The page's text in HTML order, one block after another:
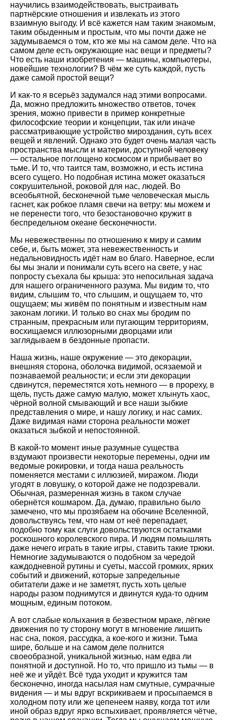
научились взаимодействовать, выстраивать
партнёрские отношения и извлекать из этого
взаимную выгоду. И всё кажется нам таким знакомым,
таким обыденным и простым, что мы почти даже не
задумываемся о том, кто же мы на самом деле. Что на
самом деле есть окружающие нас вещи и предметы?
Что есть наши изобретения — машины, компьютеры,
новейшие технологии? В чём же суть каждой, пусть
даже самой простой вещи?
И как-то я всерьёз задумался над этими вопросами.
Да, можно предложить множество ответов, точек
зрения, можно привести в пример конкретные
философские теории и концепции, так или иначе
рассматривающие устройство мироздания, суть всех
вещей и явлений. Однако это будет очень малая часть
пространства мысли и материи, доступной человеку
— остальное поглощено космосом и прибывает во
тьме. И то, что таится там, возможно, и есть истина
всего сущего. Но подобная истина может оказаться
сокрушительной, роковой для нас, людей. Во
всеобьятной, бесконечной тьме человеческая мысль
гаснет, как робкое пламя свечи на ветру: мы можем и
не перенести того, что безостановочно кружит в
беспредельном океане бесконечности.
Мы невежественны по отношению к миру и самим
себе, и, быть может, эта невежественность и
недальновидность идёт нам во благо. Наверное, если
бы мы знали и понимали суть всего на свете, у нас
попросту съехала бы крыша: это непосильная задача
для нашего ограниченного разума. Мы видим то, что
видим, слышим то, что слышим, и ощущаем то, что
ощущаем; мы живём по понятным и известным нам
законам логики. И только во снах мы бродим по
странным, прекрасным или пугающим территориям,
восхищаемся иллюзорными дворцами или
заглядываем в бездонные пропасти.
Наша жизнь, наше окружение — это декорации,
внешняя сторона, оболочка видимой, осязаемой и
познаваемой реальности; и если эти декорации
сдвинутся, переместятся хоть немного — в прореху, в
щель, пусть даже самую малую, может хлынуть хаос,
чёрной волной смывающий и все наши зыбкие
представления о мире, и нашу логику, и нас самих.
Даже видимая нами сторона реальности может
оказаться зыбкой и непостоянной.
В какой-то момент иные разумные существа
вздумают произвести некоторые перемены, одни им
ведомые рокировки, и тогда наша реальность
поменяется местами с иллюзией, миражом. Люди
угодят в ловушку, о которой даже не подозревали.
Обычная, размеренная жизнь в таком случае
обернётся кошмаром. Да, думаю, правильно было
замечено, что мы прозябаем на обочине Вселенной,
довольствуясь тем, что нам от неё перепадает,
подобно тому как слуги довольствуются остатками
роскошного королевского пира. И людям помышлять
даже нечего играть в такие игры, ставить такие трюки.
Немногие задумываются о подобном за чередой
каждодневной рутины и суеты, массой громких, ярких
событий и движений, которые запредельные
обитатели даже и не заметят, пусть хоть целые
народы разом поднимутся и двинутся куда-то одним
мощным, единым потоком.
А вот слабые колыхания в безвестном мраке, лёгкие
движения по ту сторону могут в мгновение лишить
нас сна, покоя, рассудка, а кое-кого и жизни. Тьма
шире, больше и на самом деле полнится
своеобразной, уникальной жизнью, нам едва ли
понятной и доступной. Но то, что пришло из тьмы — в
неё же и уйдёт. Всё туда уходит и кружится там
бесконечно, иногда насылая нам смутные, сумрачные
видения — и мы вдруг вскрикиваем и просыпаемся в
холодном поту или же цепенеем наяву, когда тот или
иной образ вдруг ярко вспыхивает, проявляется чётче,